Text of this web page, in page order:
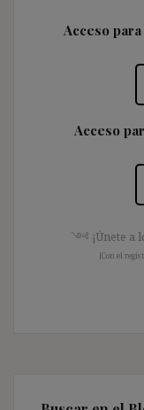
Acceso
Acceso
༺ ¡Únete a
[Con el